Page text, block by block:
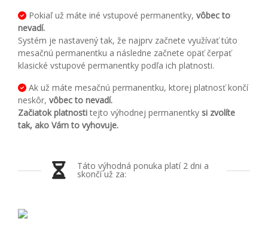
Pokiaľ už máte iné vstupové permanentky, vôbec to
nevadí.
Systém je nastavený tak, že najprv začnete využívať túto
mesačnú permanentku a následne začnete opäť čerpať
klasické vstupové permanentky podľa ich platnosti.
Ak už máte mesačnú permanentku, ktorej platnosť končí
neskôr, vôbec to nevadí.
Začiatok platnostitejto výhodnej permanentky si zvolíte
tak, ako Vám to vyhovuje.
Táto výhodná ponuka platí 2 dni a
skončí už za: